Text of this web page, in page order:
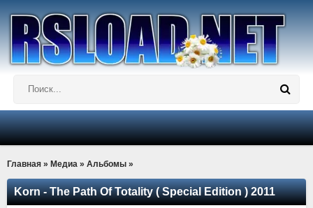
Главная » Медиа » Альбомы »
Korn - The Path Of Totality ( Special Edition ) 2011